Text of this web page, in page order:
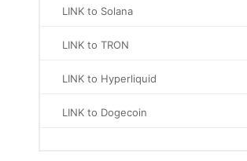
LINK to Solana
LINK to TRON
LINK to Hyperliquid
LINK to Dogecoin